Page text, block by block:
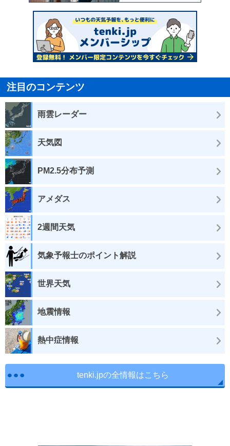
注目のコンテンツ
雨雲レーダー
天気図
PM2.5分布予測
アメダス
2週間天気
気象予報士のポイント解説
世界天気
地震情報
熱中症情報
tenki.jpの全情報はこちら